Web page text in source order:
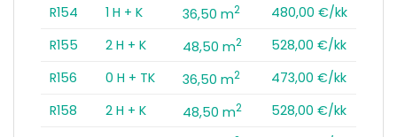
R154
1 H + K 36,50 m2
480,00 €/kk
R155
2 H + K 48,50 m2
528,00 €/kk
R156
0 H + TK 36,50 m2
473,00 €/kk
R158
2 H + K 48,50 m2
528,00 €/kk